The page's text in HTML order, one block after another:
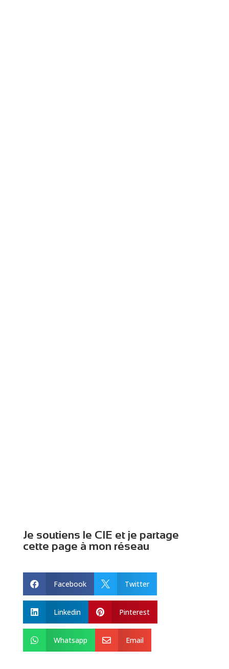
Je soutiens le CIE et je partage
cette page à mon réseau
 Facebook  Twitter
 Linkedin  Pinterest
 Whatsapp  Email